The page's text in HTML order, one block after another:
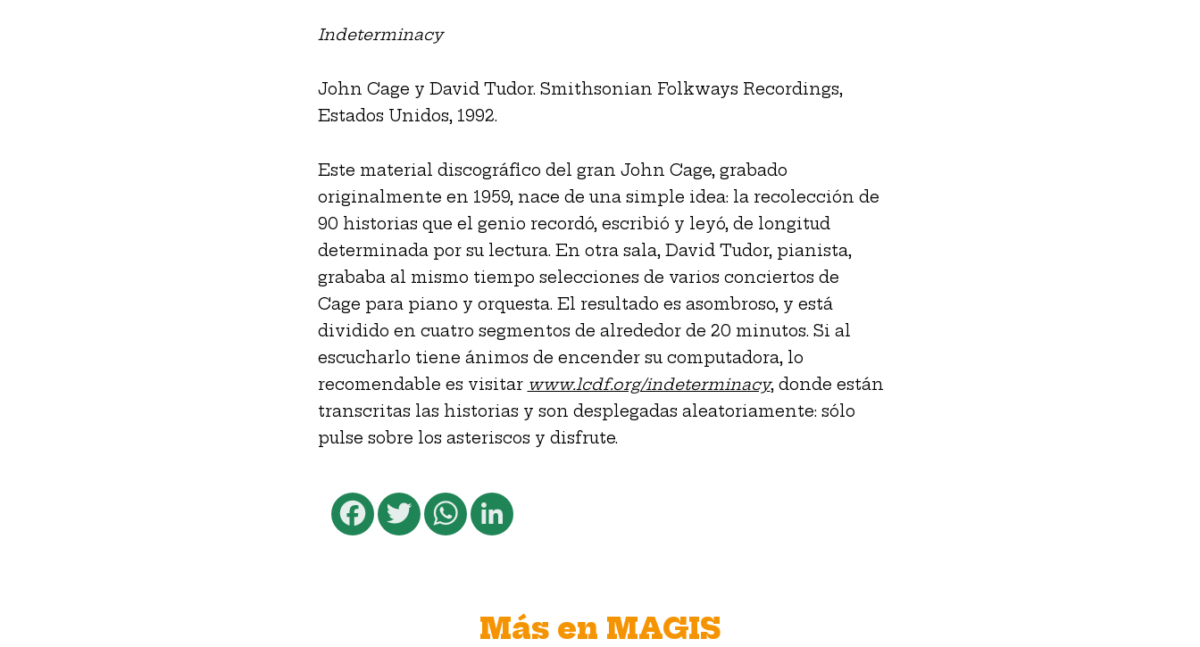
Indeterminacy
John Cage y David Tudor. Smithsonian Folkways Recordings,
Estados Unidos, 1992.
Este material discográfico del gran John Cage, grabado
originalmente en 1959, nace de una simple idea: la recolección de
90 historias que el genio recordó, escribió y leyó, de longitud
determinada por su lectura. En otra sala, David Tudor, pianista,
grababa al mismo tiempo selecciones de varios conciertos de
Cage para piano y orquesta. El resultado es asombroso, y está
dividido en cuatro segmentos de alrededor de 20 minutos. Si al
escucharlo tiene ánimos de encender su computadora, lo
recomendable es visitar www.lcdf.org/indeterminacy, donde están
transcritas las historias y son desplegadas aleatoriamente: sólo
pulse sobre los asteriscos y disfrute.
FacebookTwitterWhatsApp
Más en MAGIS